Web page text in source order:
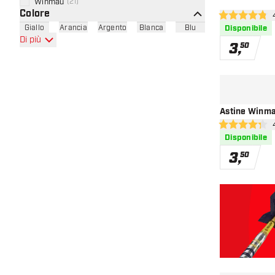
Colore
Giallo Arancia Argento Blanca Blu
Di più
4.8 stelle di
Disponibile
3,50
Astine
4.3 stelle di
Disponibile
3,50